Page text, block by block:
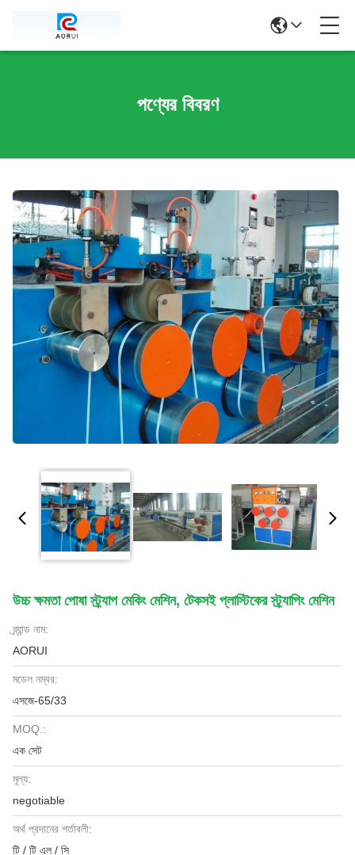
পণ্যের বিবরণ
উচ্চ ক্ষমতা পোষা স্ট্র্যাপ মেকিং মেশিন, টেকসই প্লাস্টিকের স্ট্র্যাপিং মেশিন
ব্র্যান্ড নাম:
AORUI
মডেল নম্বর:
এসজে-65/33
MOQ.:
এক সেট
মূল্য:
negotiable
অর্থ প্রদানের শর্তাবলী:
টি / টি এল / সি